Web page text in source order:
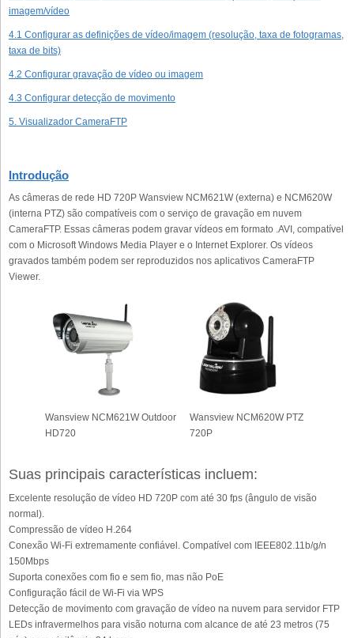
imagem/vídeo
4.1 Configurar as definições de vídeo/imagem (resolução, taxa de fotogramas,
taxa de bits)
4.2 Configurar gravação de vídeo ou imagem
4.3 Configurar detecção de movimento
5. Visualizador CameraFTP
Introdução
As câmeras de rede HD 720P Wansview NCM621W (externa) e NCM620W
(interna PTZ) são compatíveis com o serviço de gravação em nuvem
CameraFTP. Essas câmeras podem gravar vídeos em formato .AVI, compatível
com o Microsoft Windows Media Player e o Internet Explorer. Os vídeos
gravados também podem ser reproduzidos nos aplicativos CameraFTP
Viewer.
Wansview NCM621W Outdoor
HD720
Wansview NCM620W PTZ
720P
Suas principais características incluem:
Excelente resolução de vídeo HD 720P com até 30 fps (ângulo de visão
normal).
Compressão de vídeo H.264
Conexão Wi-Fi extremamente confiável. Compatível com IEEE802.11b/g/n
150Mbps
Suporta conexões com fio e sem fio, mas não PoE
Configuração fácil de Wi-Fi via WPS
Detecção de movimento com gravação de vídeo na nuvem para servidor FTP
LEDs infravermelhos para visão noturna com alcance de até 23 metros (75